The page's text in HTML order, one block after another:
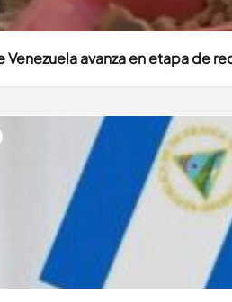
Venezuela avanza en etapa de